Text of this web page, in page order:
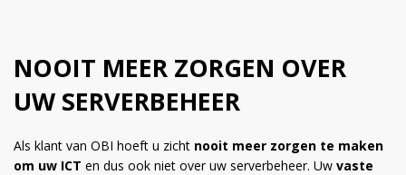
NOOIT MEER ZORGEN OVER
UW SERVERBEHEER
Als klant van OBI hoeft u zicht nooit meer zorgen te maken
om uw ICT en dus ook niet over uw serverbeheer. Uw vaste